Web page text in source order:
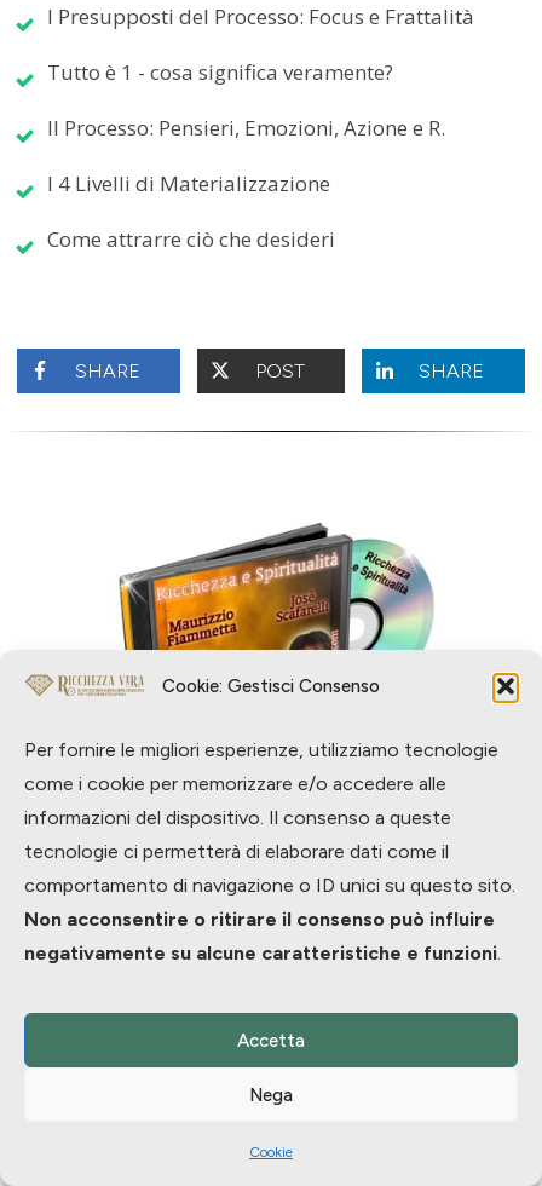
Cookie: Gestisci Consenso
Per fornire le migliori esperienze, utilizziamo tecnologie
come i cookie per memorizzare e/o accedere alle
informazioni del dispositivo. Il consenso a queste
tecnologie ci permetterà di elaborare dati come il
comportamento di navigazione o ID unici su questo sito.
Non acconsentire o ritirare il consenso può influire
negativamente su alcune caratteristiche e funzioni.
Accetta
Nega
Cookie
I Presupposti del Processo: Focus e Frattalità
Tutto è 1 - cosa significa veramente?
Il Processo: Pensieri, Emozioni, Azione e R.
I 4 Livelli di Materializzazione
Come attrarre ciò che desideri
SHARE POST SHARE
Straordinaria Teleconferenza
Gratuita con...
&